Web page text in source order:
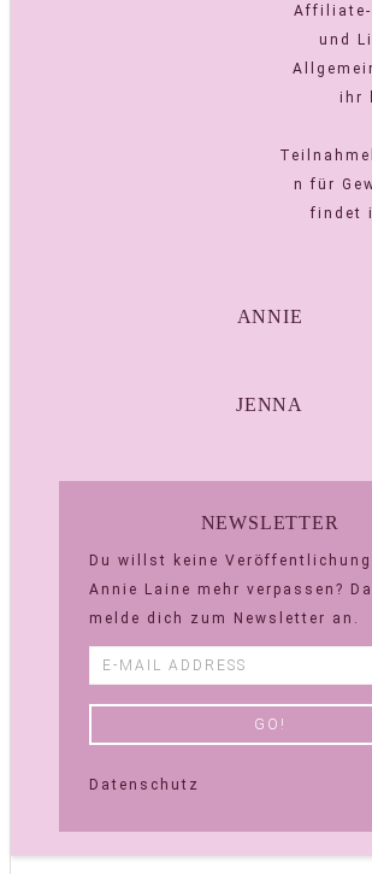
und
ihr
n für
findet
ANNIE
JENNA
NEWSLETTER
Du willst keine Veröffentlichung
Annie Laine mehr verpassen?
melde dich zum Newsletter an.
Datenschutz